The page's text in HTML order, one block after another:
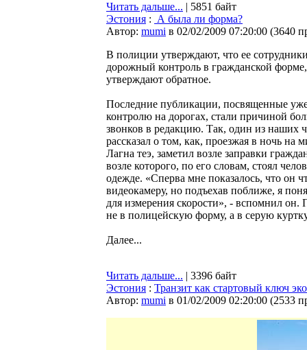
Читать дальше... | 5851 байт
Эстония : А была ли форма?
Автор: mumi в 02/02/2009 07:20:00 (3640
В полиции утверждают, что ее
дорожный контроль в гражданской
утверждают обратное.
Последние публикации, посвященные
контролю на дорогах, стали причиной
звонков в редакцию. Так, один из наших
рассказал о том, как, проезжая в ночь
Лагна теэ, заметил возле заправки
возле которого, по его словам, стоял
одежде. «Сперва мне показалось, что он
видеокамеру, но подъехав поближе, я
для измерения скорости», - вспомнил он.
не в полицейскую форму, а в серую
Далее...
Читать дальше... | 3396 байт
Эстония : Транзит как стартовый ключ
Автор: mumi в 01/02/2009 02:20:00 (2533